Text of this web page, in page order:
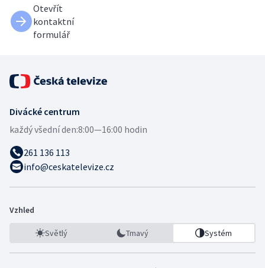
Otevřít
kontaktní
formulář
Divácké centrum
každý všední den:8:00—16:00 hodin
261 136 113
info@ceskatelevize.cz
Vzhled
Světlý Tmavý Systém